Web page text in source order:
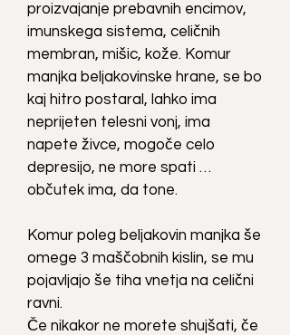
proizvajanje prebavnih encimov,
imunskega sistema, celičnih
membran, mišic, kože. Komur
manjka beljakovinske hrane, se bo
kaj hitro postaral, lahko ima
neprijeten telesni vonj, ima
napete živce, mogoče celo
depresijo, ne more spati …
občutek ima, da tone.
Komur poleg beljakovin manjka še
omege 3 maščobnih kislin, se mu
pojavljajo še tiha vnetja na celični
ravni.
Če nikakor ne morete shujšati, če